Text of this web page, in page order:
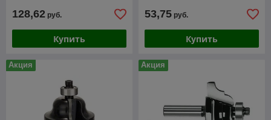
128,62 руб.
Купить
53,75 руб.
Купить
Акция Акция